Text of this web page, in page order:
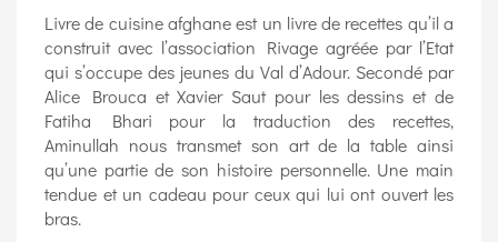
Livre de cuisine afghane est un livre de recettes qu’il a
construit avec l’association Rivage agréée par l’Etat
qui s’occupe des jeunes du Val d’Adour. Secondé par
Alice Brouca et Xavier Saut pour les dessins et de
Fatiha Bhari pour la traduction des recettes,
Aminullah nous transmet son art de la table ainsi
qu’une partie de son histoire personnelle. Une main
tendue et un cadeau pour ceux qui lui ont ouvert les
bras.